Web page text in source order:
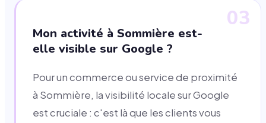
03
Mon activité à Sommière est-
elle visible sur Google ?
Pour un commerce ou service de proximité
à Sommière, la visibilité locale sur Google
est cruciale : c'est là que les clients vous